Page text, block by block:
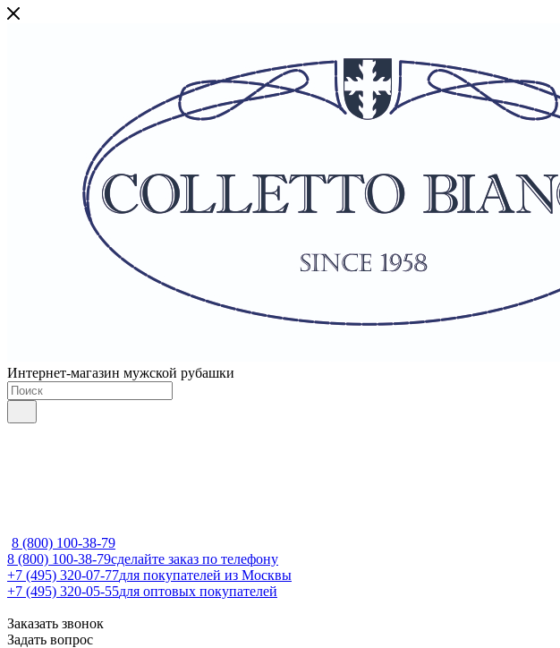
Интернет-магазин мужской рубашки
8 (800) 100-38-79
8 (800) 100-38-79сделайте заказ по телефону
+7 (495) 320-07-77для покупателей из Москвы
+7 (495) 320-05-55для оптовых покупателей
Заказать звонок
Задать вопрос